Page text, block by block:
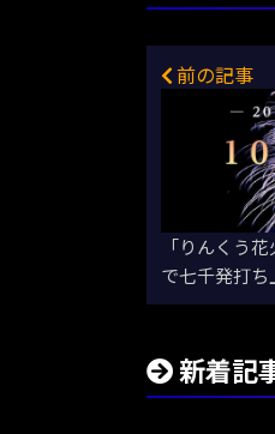
前の記事
「りんくう
で七千発打ち
新着記